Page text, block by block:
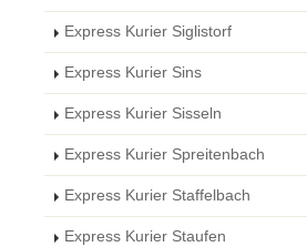
Express Kurier Siglistorf
Express Kurier Sins
Express Kurier Sisseln
Express Kurier Spreitenbach
Express Kurier Staffelbach
Express Kurier Staufen